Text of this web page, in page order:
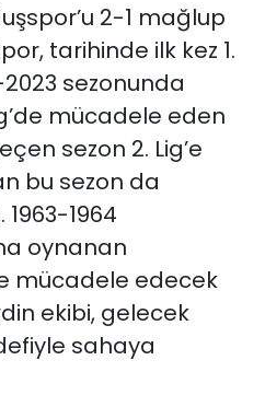
2-1 mağlup
tarihinde ilk kez 1.
2023 sezonunda
mücadele eden
sezon 2. Lig’e
bu sezon da
1964
oynanan
mücadele edecek
ekibi, gelecek
sahaya